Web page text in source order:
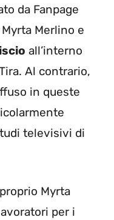
da Fanpage
Merlino e
all’interno
Al contrario,
in queste
televisivi di
Myrta
per i